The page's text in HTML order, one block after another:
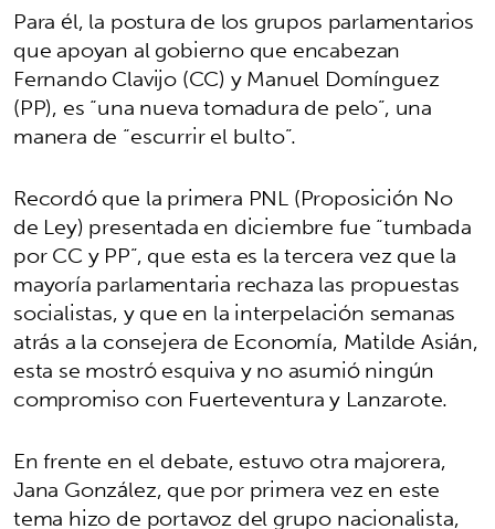
Para él, la postura de los grupos parlamentarios
que apoyan al gobierno que encabezan
Fernando Clavijo (CC) y Manuel Domínguez
(PP), es “una nueva tomadura de pelo”, una
manera de “escurrir el bulto”.
Recordó que la primera PNL (Proposición No
de Ley) presentada en diciembre fue “tumbada
por CC y PP”, que esta es la tercera vez que la
mayoría parlamentaria rechaza las propuestas
socialistas, y que en la interpelación semanas
atrás a la consejera de Economía, Matilde Asián,
esta se mostró esquiva y no asumió ningún
compromiso con Fuerteventura y Lanzarote.
En frente en el debate, estuvo otra majorera,
Jana González, que por primera vez en este
tema hizo de portavoz del grupo nacionalista,